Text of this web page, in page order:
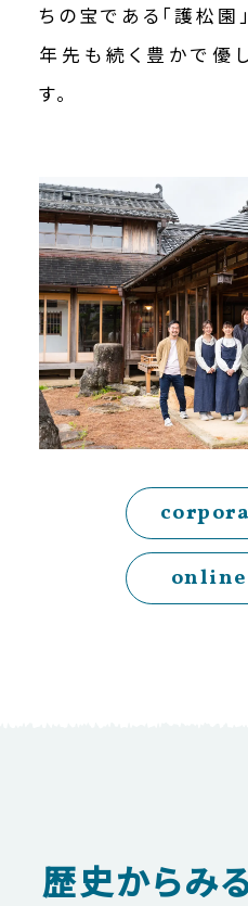
ちの宝である「護松園
年先も続く豊かで優
す。
歴史からみ